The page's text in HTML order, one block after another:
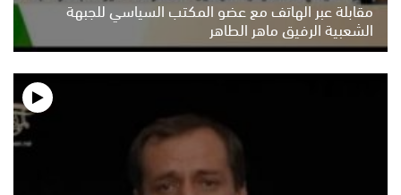
مقابلة عبر الهاتف مع عضو المكتب السياسي للجبهة
الشعبية الرفيق ماهر الطاهر